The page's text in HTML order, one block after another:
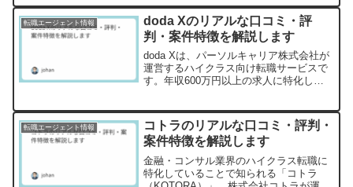
求人数と高い知名度を誇りますが、実際
のところ、すべての転職...
転職エージェント情報
doda Xのリアルな口コミ・評
判・案件特徴を解説します
doda Xは、パーソルキャリア株式会社が
運営するハイクラス向け転職サービスで
す。年収600万円以上の求人に特化し、
のような評価を得ているのでしょうか。
本記事では、私が...
転職エージェント情報
コトラのリアルな口コミ・評判・
案件特徴を解説します
金融・コンサル業界のハイクラス転職に
特化していることで知られる「コトラ